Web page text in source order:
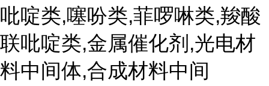
吡啶类,噻吩类,菲啰啉类,羧酸
联吡啶类,金属催化剂,光电材
料中间体,合成材料中间